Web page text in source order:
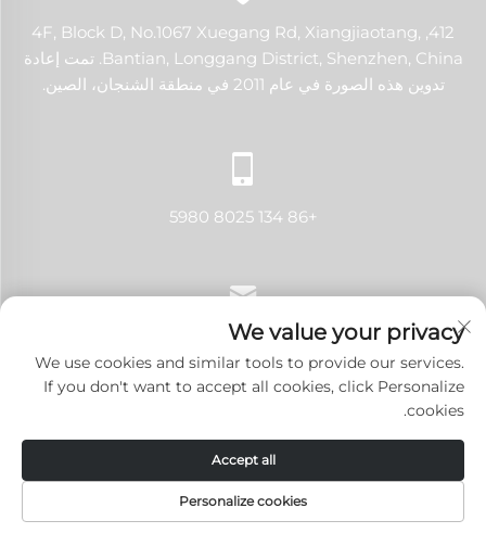
412, 4F, Block D, No.1067 Xuegang Rd, Xiangjiaotang,
Bantian, Longgang District, Shenzhen, China. تمت إعادة
تدوين هذه الصورة في عام 2011 في منطقة الشنجان، الصين.
+86 134 8025 5980
[email protected]
حقوق النشر © 2024 شنتشن لانجي تك كو., لتد. جميع الحقوق محفوظة.
سياسة الخصوصية
We value your privacy
We use cookies and similar tools to provide our services.
If you don't want to accept all cookies, click Personalize
cookies.
Personalize cookies
Accept all